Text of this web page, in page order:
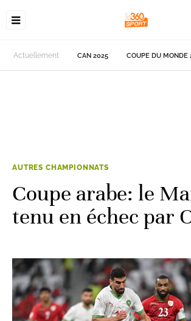
Actuellement CAN 2025 COUPE DU MONDE
AUTRES CHAMPIONNATS
Coupe arabe: le
tenu en échec par